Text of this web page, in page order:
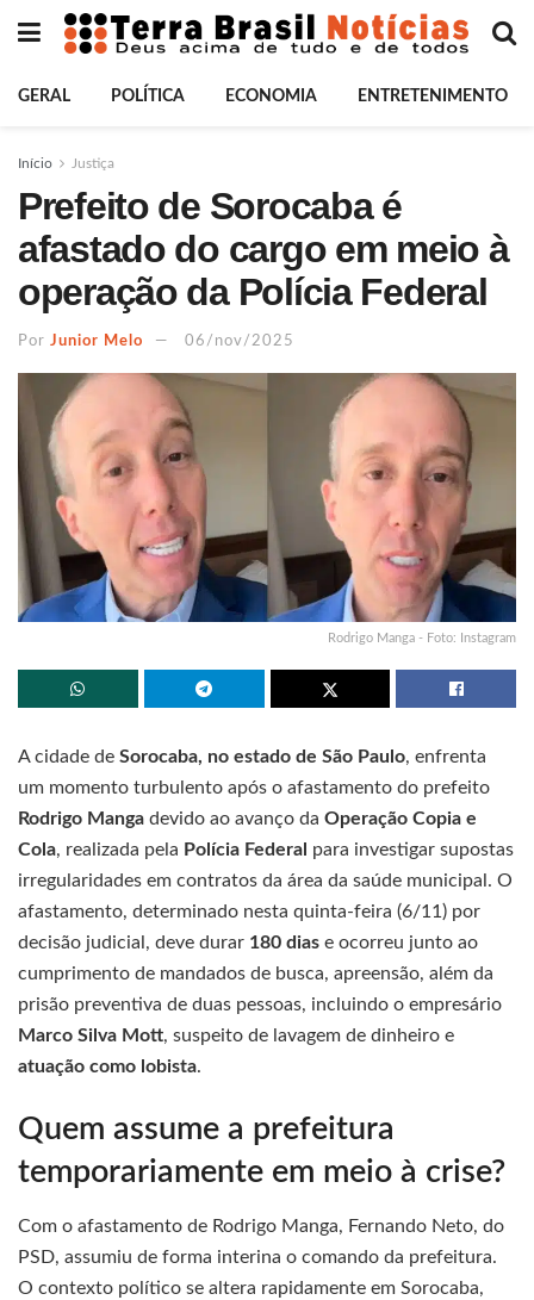
GERAL POLÍTICA ECONOMIA ENTRETENIMENTO
Início Justiça
Prefeito de Sorocaba é
afastado do cargo em meio à
operação da Polícia Federal
Por Junior Melo 06/nov/2025
Rodrigo Manga - Foto: Instagram
A cidade de Sorocaba, no estado de São Paulo, enfrenta
um momento turbulento após o afastamento do prefeito
Rodrigo Manga devido ao avanço da Operação Copia e
Cola, realizada pela Polícia Federal para investigar supostas
irregularidades em contratos da área da saúde municipal. O
afastamento, determinado nesta quinta-feira (6/11) por
decisão judicial, deve durar 180 dias e ocorreu junto ao
cumprimento de mandados de busca, apreensão, além da
prisão preventiva de duas pessoas, incluindo o empresário
Marco Silva Mott, suspeito de lavagem de dinheiro e
atuação como lobista.
Quem assume a prefeitura
temporariamente em meio à crise?
Com o afastamento de Rodrigo Manga, Fernando Neto, do
PSD, assumiu de forma interina o comando da prefeitura.
O contexto político se altera rapidamente em Sorocaba,